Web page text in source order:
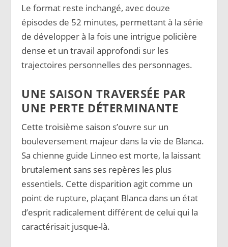
Le format reste inchangé, avec douze
épisodes de 52 minutes, permettant à la série
de développer à la fois une intrigue policière
dense et un travail approfondi sur les
trajectoires personnelles des personnages.
UNE SAISON TRAVERSÉE PAR
UNE PERTE DÉTERMINANTE
Cette troisième saison s’ouvre sur un
bouleversement majeur dans la vie de Blanca.
Sa chienne guide Linneo est morte, la laissant
brutalement sans ses repères les plus
essentiels. Cette disparition agit comme un
point de rupture, plaçant Blanca dans un état
d’esprit radicalement différent de celui qui la
caractérisait jusque-là.